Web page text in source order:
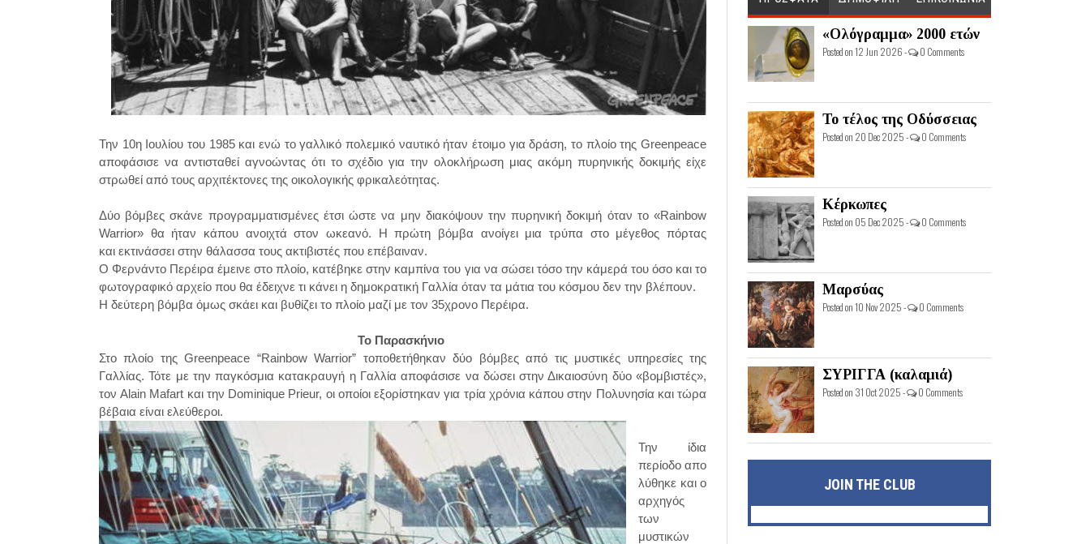
Την 10η Ιουλίου του 1985 και ενώ το γαλλικό πολεμικό ναυτικό ήταν έτοιμο για δράση, το πλοίο της Greenpeace
αποφάσισε να αντισταθεί αγνοώντας ότι το σχέδιο για την ολοκλήρωση μιας ακόμη πυρηνικής δοκιμής είχε
στρωθεί από τους αρχιτέκτονες της οικολογικής φρικαλεότητας.
Δύο βόμβες σκάνε προγραμματισμένες έτσι ώστε να μην διακόψουν την πυρηνική δοκιμή όταν το «Rainbow
Warrior» θα ήταν κάπου ανοιχτά στον ωκεανό. Η πρώτη βόμβα ανοίγει μια τρύπα στο μέγεθος πόρτας
και εκτινάσσει στην θάλασσα τους ακτιβιστές που επέβαιναν.
Ο Φερνάντο Περέιρα έμεινε στο πλοίο, κατέβηκε στην καμπίνα του για να σώσει τόσο την κάμερά του όσο και το
φωτογραφικό αρχείο που θα έδειχνε τι κάνει η δημοκρατική Γαλλία όταν τα μάτια του κόσμου δεν την βλέπουν.
Η δεύτερη βόμβα όμως σκάει και βυθίζει το πλοίο μαζί με τον 35χρονο Περέιρα.
Το Παρασκήνιο
Στο πλοίο της Greenpeace “Rainbow Warrior” τοποθετήθηκαν δύο βόμβες από τις μυστικές υπηρεσίες της
Γαλλίας. Τότε με την παγκόσμια κατακραυγή η Γαλλία αποφάσισε να δώσει στην Δικαιοσύνη δύο «βομβιστές»,
τον Alain Mafart και την Dominique Prieur, οι οποίοι εξορίστηκαν για τρία χρόνια κάπου στην Πολυνησία και τώρα
βέβαια είναι ελεύθεροι.
Την ίδια
περίοδο απο
λύθηκε και ο
αρχηγός
των
μυστικών
«Ολόγραμμα» 2000 ετών
Posted on 12 Jun 2026 - 0 Comments
Το τέλος της Οδύσσειας
Posted on 20 Dec 2025 - 0 Comments
Κέρκωπες
Posted on 05 Dec 2025 - 0 Comments
Μαρσύας
Posted on 10 Nov 2025 - 0 Comments
ΣΥΡΙΓΓΑ (καλαμιά)
Posted on 31 Oct 2025 - 0 Comments
JOIN THE CLUB